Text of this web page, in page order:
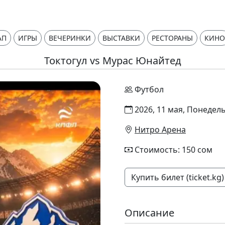
ИГРЫ ВЕЧЕРИНКИ ВЫСТАВКИ РЕСТОРАНЫ КИНО
Токтогул vs Мурас Юнайтед
Футбол
2026, 11 мая,
Нитро Арена
Стоимость: 150 сом
Купить билет (ticket.kg)
Описание